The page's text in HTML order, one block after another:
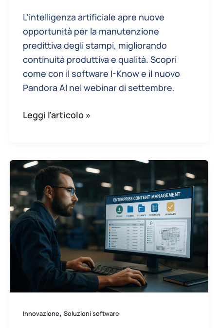
L’intelligenza artificiale apre nuove
opportunità per la manutenzione
predittiva degli stampi, migliorando
continuità produttiva e qualità. Scopri
come con il software I-Know e il nuovo
Pandora AI nel webinar di settembre.
Leggi l'articolo »
Innovazione, Soluzioni software
Gestione
documentale
nelle
PMI
metalmeccaniche:
svolta
digitale
sostenibile